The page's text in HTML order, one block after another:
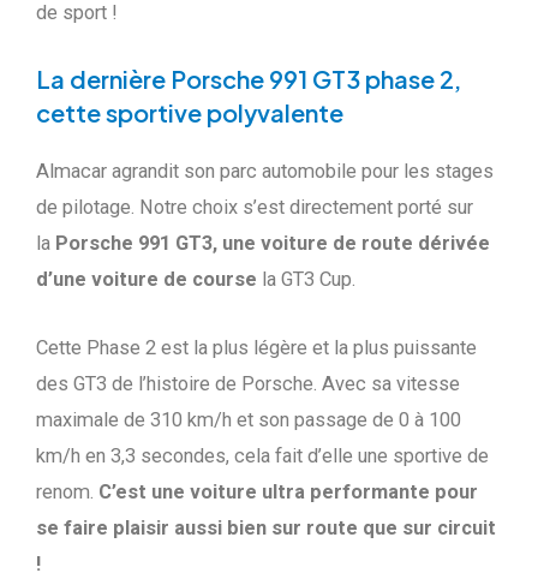
de sport !
La dernière Porsche 991 GT3 phase 2,
cette sportive polyvalente
Almacar agrandit son parc automobile pour les stages
de pilotage. Notre choix s’est directement porté sur
la Porsche 991 GT3, une voiture de route dérivée
d’une voiture de course la GT3 Cup.
Cette Phase 2 est la plus légère et la plus puissante
des GT3 de l’histoire de Porsche. Avec sa vitesse
maximale de 310 km/h et son passage de 0 à 100
km/h en 3,3 secondes, cela fait d’elle une sportive de
renom. C’est une voiture ultra performante pour
se faire plaisir aussi bien sur route que sur circuit
!